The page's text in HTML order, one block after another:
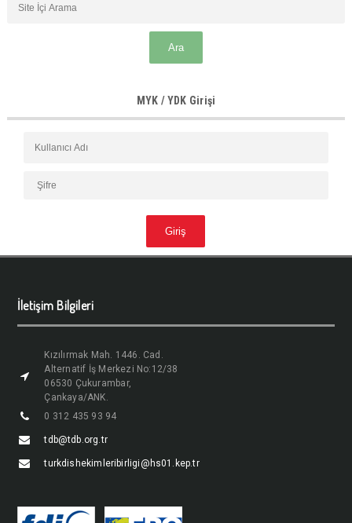
MYK / YDK Girişi
İletişim Bilgileri
Kızılırmak Mah. 1446. Cad.
Alternatif İş Merkezi No:12/38
06530 Çukurambar,
Çankaya/ANK.
0 312 435 93 94
tdb@tdb.org.tr
turkdishekimleribirligi@hs01.kep.tr